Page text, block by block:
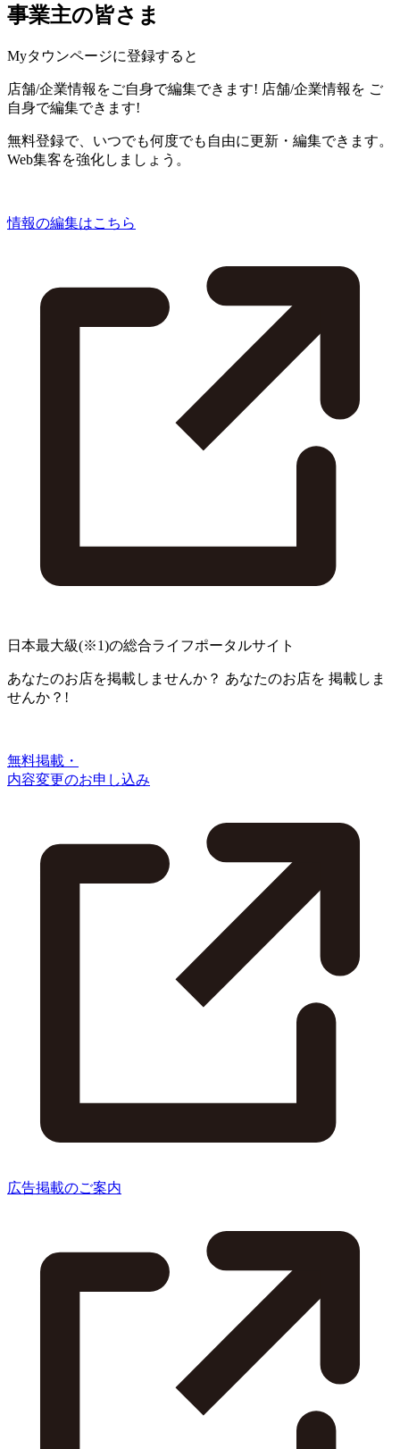
事業主の皆さま
Myタウンページに登録すると
店舗/企業情報をご自身で編集できます! 店舗/企業情報を ご
自身で編集できます!
無料登録で、いつでも何度でも自由に更新・編集できます。
Web集客を強化しましょう。
情報の編集はこちら
日本最大級(※1)の総合ライフポータルサイト
あなたのお店を掲載しませんか？ あなたのお店を 掲載しま
せんか？!
無料掲載・
内容変更のお申し込み
広告掲載のご案内